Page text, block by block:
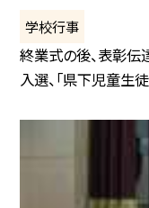
学校行事
終業式の後、表彰伝
入選、「県下児童生